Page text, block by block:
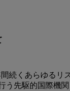
続くあらゆるリ
う先駆的国際機